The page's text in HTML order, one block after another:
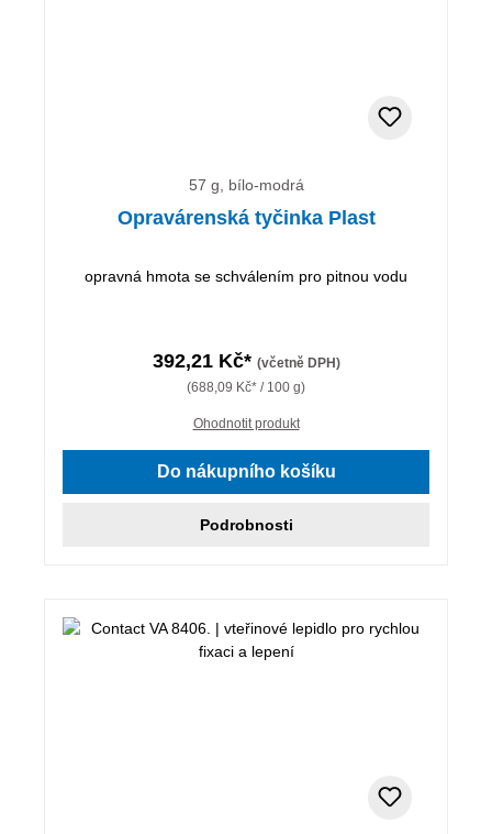
57 g, bílo-modrá
Opravárenská tyčinka Plast
opravná hmota se schválením pro pitnou vodu
392,21 Kč* (včetně DPH)
(688,09 Kč* / 100 g)
Ohodnotit produkt
Do nákupního košíku
Podrobnosti